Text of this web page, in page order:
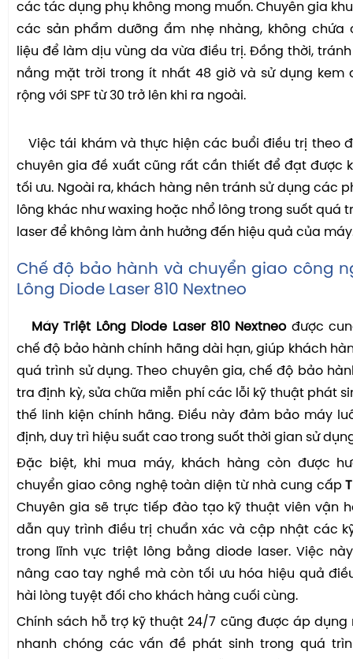
các tác dụng phụ không mong muốn. Chuyên gia
các sản phẩm dưỡng ẩm nhẹ nhàng, không chứa
liệu để làm dịu vùng da vừa điều trị. Đồng thời,
nắng mặt trời trong ít nhất 48 giờ và sử dụng kem
rộng với SPF từ 30 trở lên khi ra ngoài.
Việc tái khám và thực hiện các buổi điều trị theo
chuyên gia đề xuất cũng rất cần thiết để đạt được
tối ưu. Ngoài ra, khách hàng nên tránh sử dụng các
lông khác như waxing hoặc nhổ lông trong suốt quá
laser để không làm ảnh hưởng đến hiệu quả của
Chế độ bảo hành và chuyển giao công
Lông Diode Laser 810 Nextneo
Máy Triệt Lông Diode Laser 810 Nextneođược
chế độ bảo hành chính hãng dài hạn, giúp khách
quá trình sử dụng. Theo chuyên gia, chế độ bảo
tra định kỳ, sửa chữa miễn phí các lỗi kỹ thuật phát
thế linh kiện chính hãng. Điều này đảm bảo máy
định, duy trì hiệu suất cao trong suốt thời gian sử
Đặc biệt, khi mua máy, khách hàng còn được
chuyển giao công nghệ toàn diện từ nhà cung cấp
Chuyên gia sẽ trực tiếp đào tạo kỹ thuật viên vận
dẫn quy trình điều trị chuẩn xác và cập nhật các
trong lĩnh vực triệt lông bằng diode laser. Việc
nâng cao tay nghề mà còn tối ưu hóa hiệu quả
hài lòng tuyệt đối cho khách hàng cuối cùng.
Chính sách hỗ trợ kỹ thuật 24/7 cũng được áp
nhanh chóng các vấn đề phát sinh trong quá